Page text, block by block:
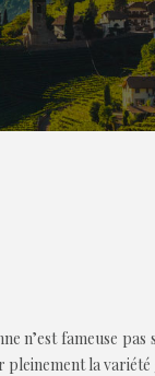
fameuse
la